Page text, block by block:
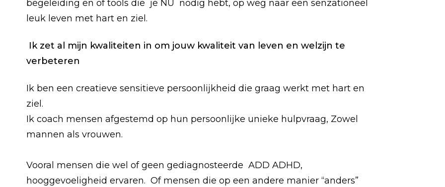
begeleiding en of tools die je NU nodig hebt, op weg naar een senzationeel
leuk leven met hart en ziel.
Ik zet al mijn kwaliteiten in om jouw kwaliteit van leven en welzijn te
verbeteren
Ik ben een creatieve sensitieve persoonlijkheid die graag werkt met hart en
ziel.
Ik coach mensen afgestemd op hun persoonlijke unieke hulpvraag, Zowel
mannen als vrouwen.
Vooral mensen die wel of geen gediagnosteerde ADD ADHD,
hooggevoeligheid ervaren. Of mensen die op een andere manier “anders”